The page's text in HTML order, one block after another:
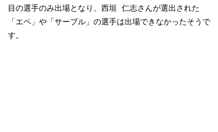
目の選手のみ出場となり、西垣 仁志さんが選出された
「エペ」や「サーブル」の選手は出場できなかったそうで
す。